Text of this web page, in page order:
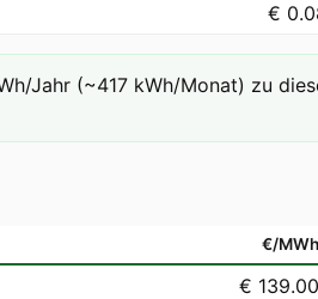
€
Jahr (~417 kWh/Monat) zu
€/MWh
€ 139.00